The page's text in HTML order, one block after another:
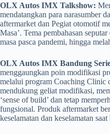
OLX Autos IMX Talkshow:
mendatangkan para narasumber
aftermarket dan Pegiat otomotif
Masa’. Tema pembahasan
masa pasca pandemi, hingga
OLX Autos IMX Bandung
menggaungkan poin modifikasi
melalui program Coaching Clinic
mendukung geliat modifikasi,
‘sense of build’ dan tetap
fungsional. Produk aftermarket
keselamatan dan keselamatan